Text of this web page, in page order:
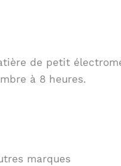
de petit
à 8 heures.
marques